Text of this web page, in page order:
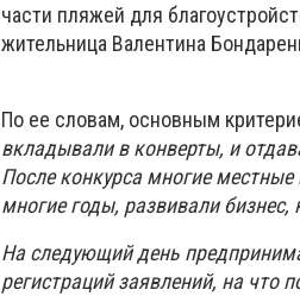
части пляжей для
жительница Валентина
По ее словам, основным
вкладывали в конверты, и
После конкурса многие
многие годы, развивали
На следующий день
регистраций заявлений, на что